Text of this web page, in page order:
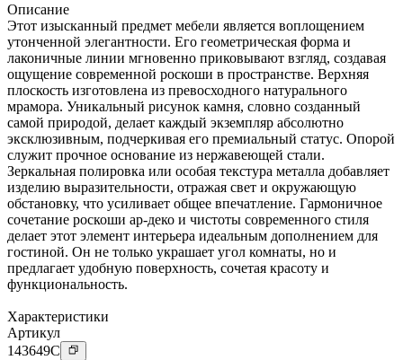
Описание
Этот изысканный предмет мебели является воплощением
утонченной элегантности. Его геометрическая форма и
лаконичные линии мгновенно приковывают взгляд, создавая
ощущение современной роскоши в пространстве. Верхняя
плоскость изготовлена из превосходного натурального
мрамора. Уникальный рисунок камня, словно созданный
самой природой, делает каждый экземпляр абсолютно
эксклюзивным, подчеркивая его премиальный статус. Опорой
служит прочное основание из нержавеющей стали.
Зеркальная полировка или особая текстура металла добавляет
изделию выразительности, отражая свет и окружающую
обстановку, что усиливает общее впечатление. Гармоничное
сочетание роскоши ар-деко и чистоты современного стиля
делает этот элемент интерьера идеальным дополнением для
гостиной. Он не только украшает угол комнаты, но и
предлагает удобную поверхность, сочетая красоту и
функциональность.
Характеристики
Артикул
143649C